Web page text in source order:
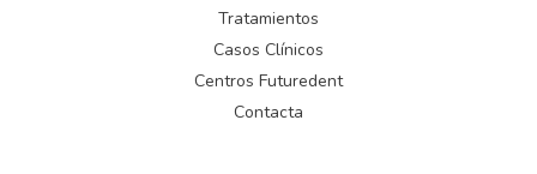
Tratamientos
Casos Clínicos
Centros Futuredent
Contacta